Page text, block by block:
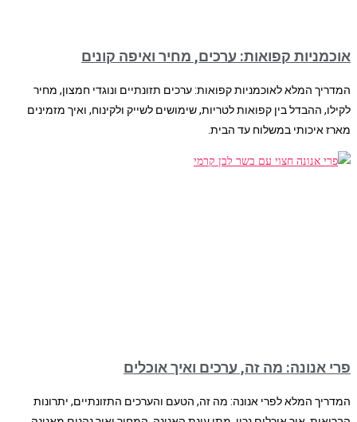
אוכמניות קפואות: ערכים, מחיר ואיפה קונים
המדריך המלא לאוכמניות קפואות: ערכים תזונתיים ונוגדי חמצון, מחיר
לקילו, ההבדל בין קפואות לטריות, שימושים לשייק ולקינוח, ואיך מזמינים
מארז איכותי במשלוח עד הבית.
פרי אנונה: מה זה, ערכים ואיך אוכלים
המדריך המלא לפרי אנונה: מה זה, הטעם והערכים התזונתיים, יתרונות